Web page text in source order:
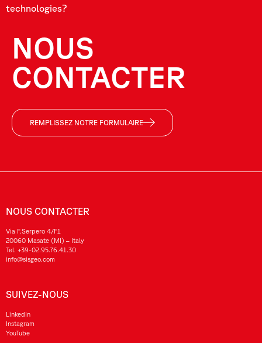
technologies?
NOUS
CONTACTER
REMPLISSEZ NOTRE FORMULAIRE
NOUS CONTACTER
Via F.Serpero 4/F1
20060 Masate (MI) – Italy
Tel. +39-02.95.76.41.30
info@sisgeo.com
SUIVEZ-NOUS
LinkedIn
Instagram
YouTube